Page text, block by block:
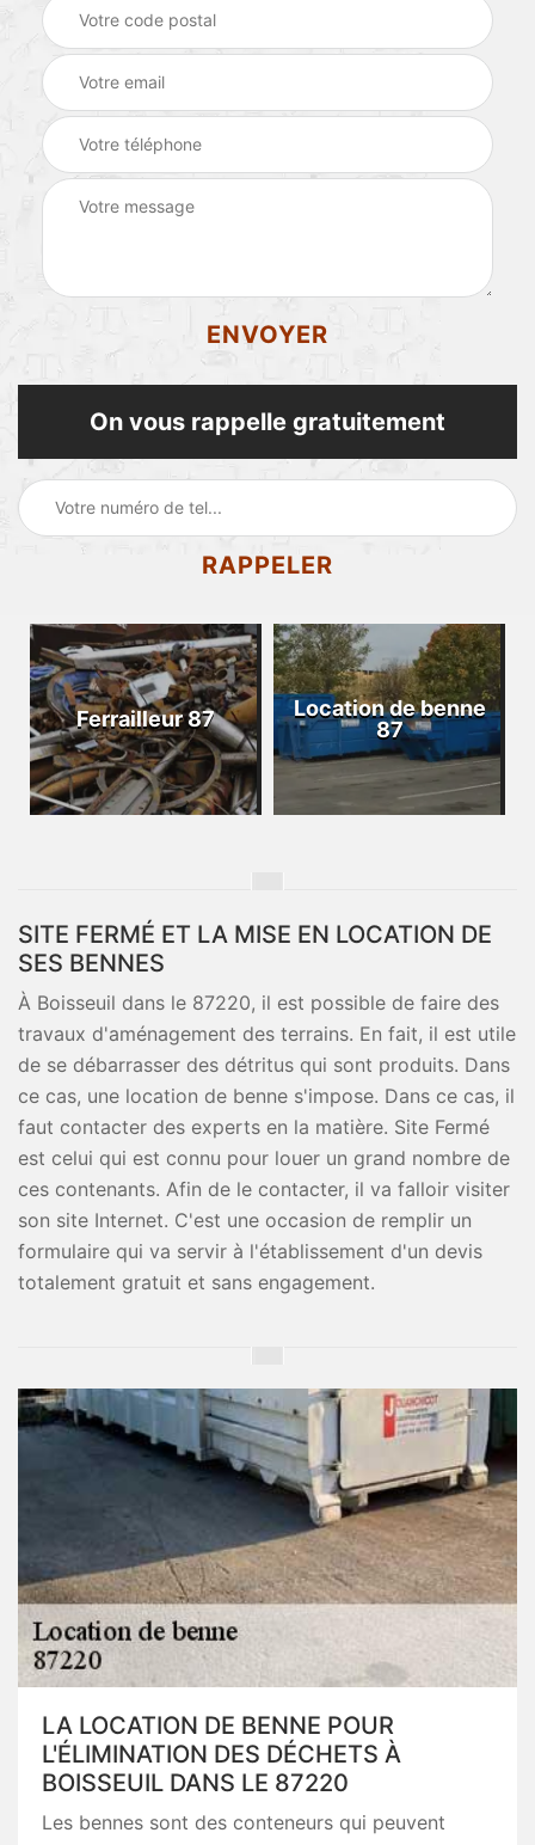
On vous rappelle gratuitement
Ferrailleur 87
Location de benne
87
SITE FERMÉ ET LA MISE EN LOCATION DE
SES BENNES
À Boisseuil dans le 87220, il est possible de faire des
travaux d'aménagement des terrains. En fait, il est utile
de se débarrasser des détritus qui sont produits. Dans
ce cas, une location de benne s'impose. Dans ce cas, il
faut contacter des experts en la matière. Site Fermé
est celui qui est connu pour louer un grand nombre de
ces contenants. Afin de le contacter, il va falloir visiter
son site Internet. C'est une occasion de remplir un
formulaire qui va servir à l'établissement d'un devis
totalement gratuit et sans engagement.
LA LOCATION DE BENNE POUR
L'ÉLIMINATION DES DÉCHETS À
BOISSEUIL DANS LE 87220
Les bennes sont des conteneurs qui peuvent